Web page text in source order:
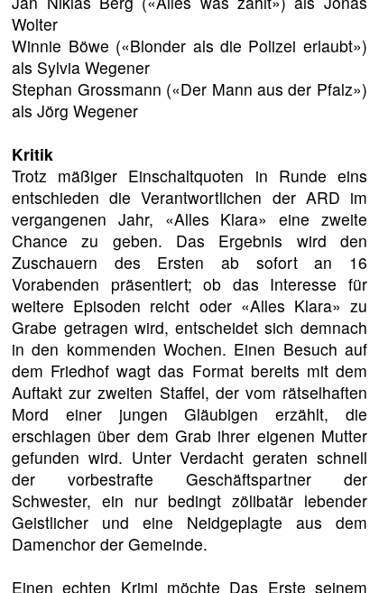
Wolter
Winnie Böwe («Blonder als die Polizei erlaubt»)
als Sylvia Wegener
Stephan Grossmann («Der Mann aus der Pfalz»)
als Jörg Wegener
Kritik
Trotz mäßiger Einschaltquoten in Runde eins
entschieden die Verantwortlichen der ARD im
vergangenen Jahr, «Alles Klara» eine zweite
Chance zu geben. Das Ergebnis wird den
Zuschauern des Ersten ab sofort an 16
Vorabenden präsentiert; ob das Interesse für
weitere Episoden reicht oder «Alles Klara» zu
Grabe getragen wird, entscheidet sich demnach
in den kommenden Wochen. Einen Besuch auf
dem Friedhof wagt das Format bereits mit dem
Auftakt zur zweiten Staffel, der vom rätselhaften
Mord einer jungen Gläubigen erzählt, die
erschlagen über dem Grab ihrer eigenen Mutter
gefunden wird. Unter Verdacht geraten schnell
der vorbestrafte Geschäftspartner der
Schwester, ein nur bedingt zölibatär lebender
Geistlicher und eine Neidgeplagte aus dem
Damenchor der Gemeinde.
Einen echten Krimi möchte Das Erste seinem